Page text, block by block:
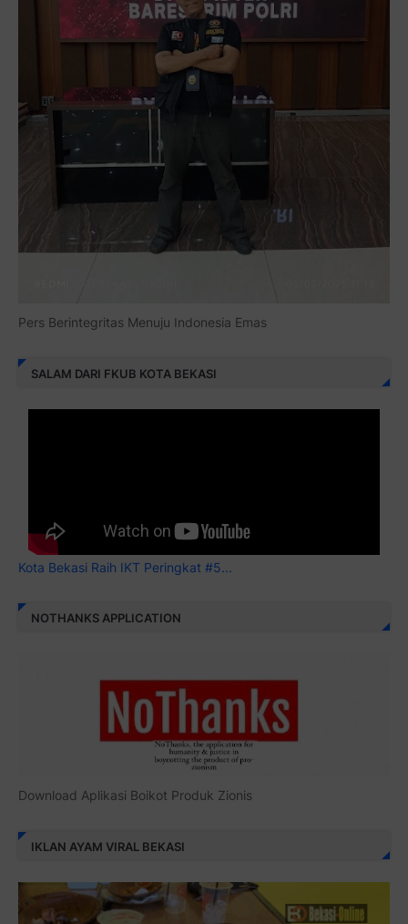
Pers Berintegritas Menuju Indonesia Emas
SALAM DARI FKUB KOTA BEKASI
Kota Bekasi Raih IKT Peringkat #5...
NOTHANKS APPLICATION
Download Aplikasi Boikot Produk Zionis
IKLAN AYAM VIRAL BEKASI